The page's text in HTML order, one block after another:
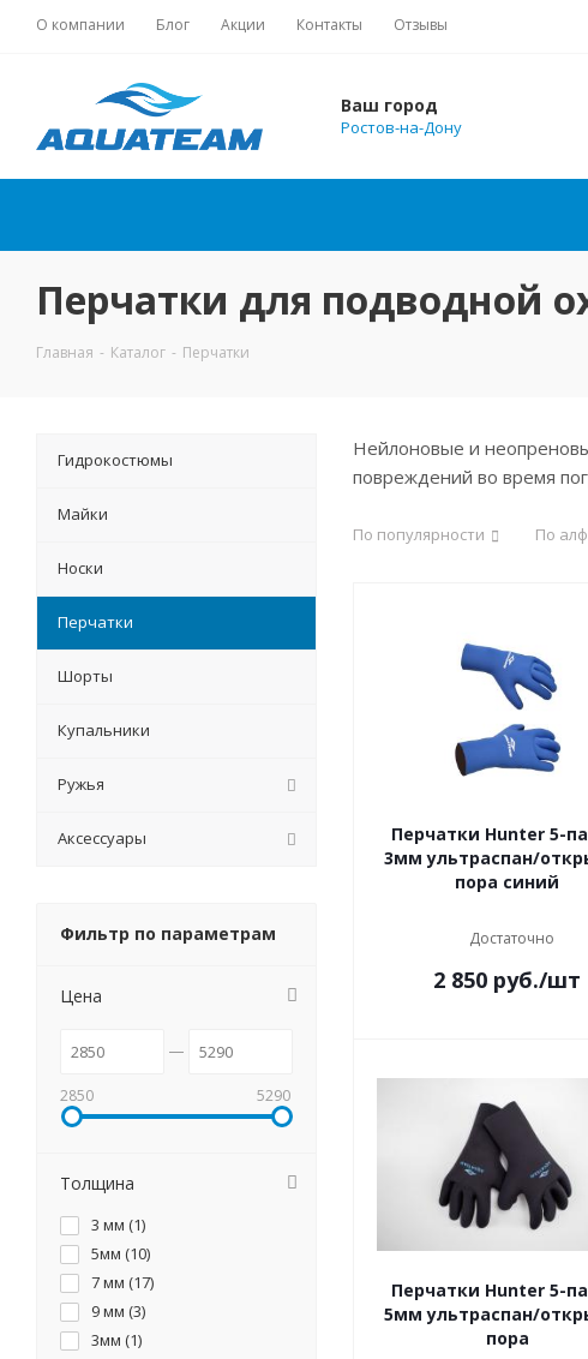
О компании Блог Акции Контакты Отзывы
Ваш город
Ростов-на-Дону
Перчатки для подводной
Главная - Каталог - Перчатки
Нейлоновые и
повреждений во время
По популярности По
Перчатки Hunter 5-
3мм ультраспан/
пора синий
Достаточно
2 850 руб./шт
Перчатки Hunter 5-
5мм ультраспан/
пора
Гидрокостюмы
Майки
Носки
Перчатки
Шорты
Купальники
Ружья
Аксессуары
Фильтр по параметрам
Цена
2850 5290
Толщина
3 мм (1)
5мм (10)
7 мм (17)
9 мм (3)
3мм (1)